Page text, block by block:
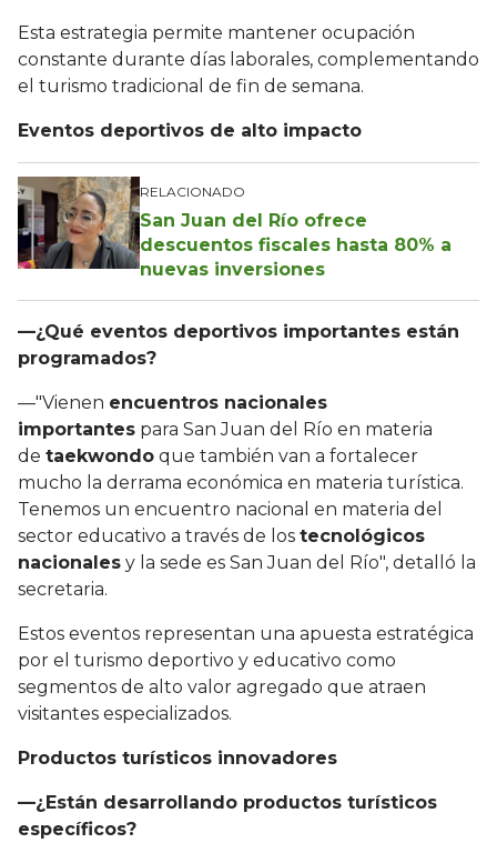
Esta estrategia permite mantener ocupación
constante durante días laborales, complementando
el turismo tradicional de fin de semana.
Eventos deportivos de alto impacto
RELACIONADO
San Juan del Río ofrece
descuentos fiscales hasta 80% a
nuevas inversiones
—¿Qué eventos deportivos importantes están
programados?
—"Vienen encuentros nacionales
importantes para San Juan del Río en materia
de taekwondo que también van a fortalecer
mucho la derrama económica en materia turística.
Tenemos un encuentro nacional en materia del
sector educativo a través de los tecnológicos
nacionales y la sede es San Juan del Río", detalló la
secretaria.
Estos eventos representan una apuesta estratégica
por el turismo deportivo y educativo como
segmentos de alto valor agregado que atraen
visitantes especializados.
Productos turísticos innovadores
—¿Están desarrollando productos turísticos
específicos?